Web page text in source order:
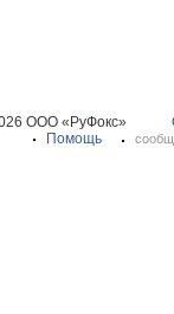
ООО «РуФокс»
Помощь